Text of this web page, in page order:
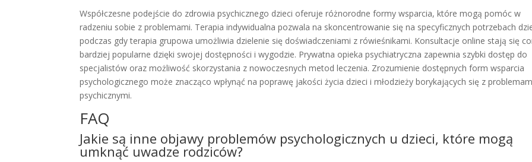
Współczesne podejście do zdrowia psychicznego dzieci oferuje różnorodne formy wsparcia, które mogą pomóc w
radzeniu sobie z problemami. Terapia indywidualna pozwala na skoncentrowanie się na specyficznych potrzebach
podczas gdy terapia grupowa umożliwia dzielenie się doświadczeniami z rówieśnikami. Konsultacje online stają się
bardziej popularne dzięki swojej dostępności i wygodzie. Prywatna opieka psychiatryczna zapewnia szybki dostęp do
specjalistów oraz możliwość skorzystania z nowoczesnych metod leczenia. Zrozumienie dostępnych form wsparcia
psychologicznego może znacząco wpłynąć na poprawę jakości życia dzieci i młodzieży borykających się z
psychicznymi.
FAQ
Jakie są inne objawy problemów psychologicznych u dzieci, które mogą
umknąć uwadze rodziców?